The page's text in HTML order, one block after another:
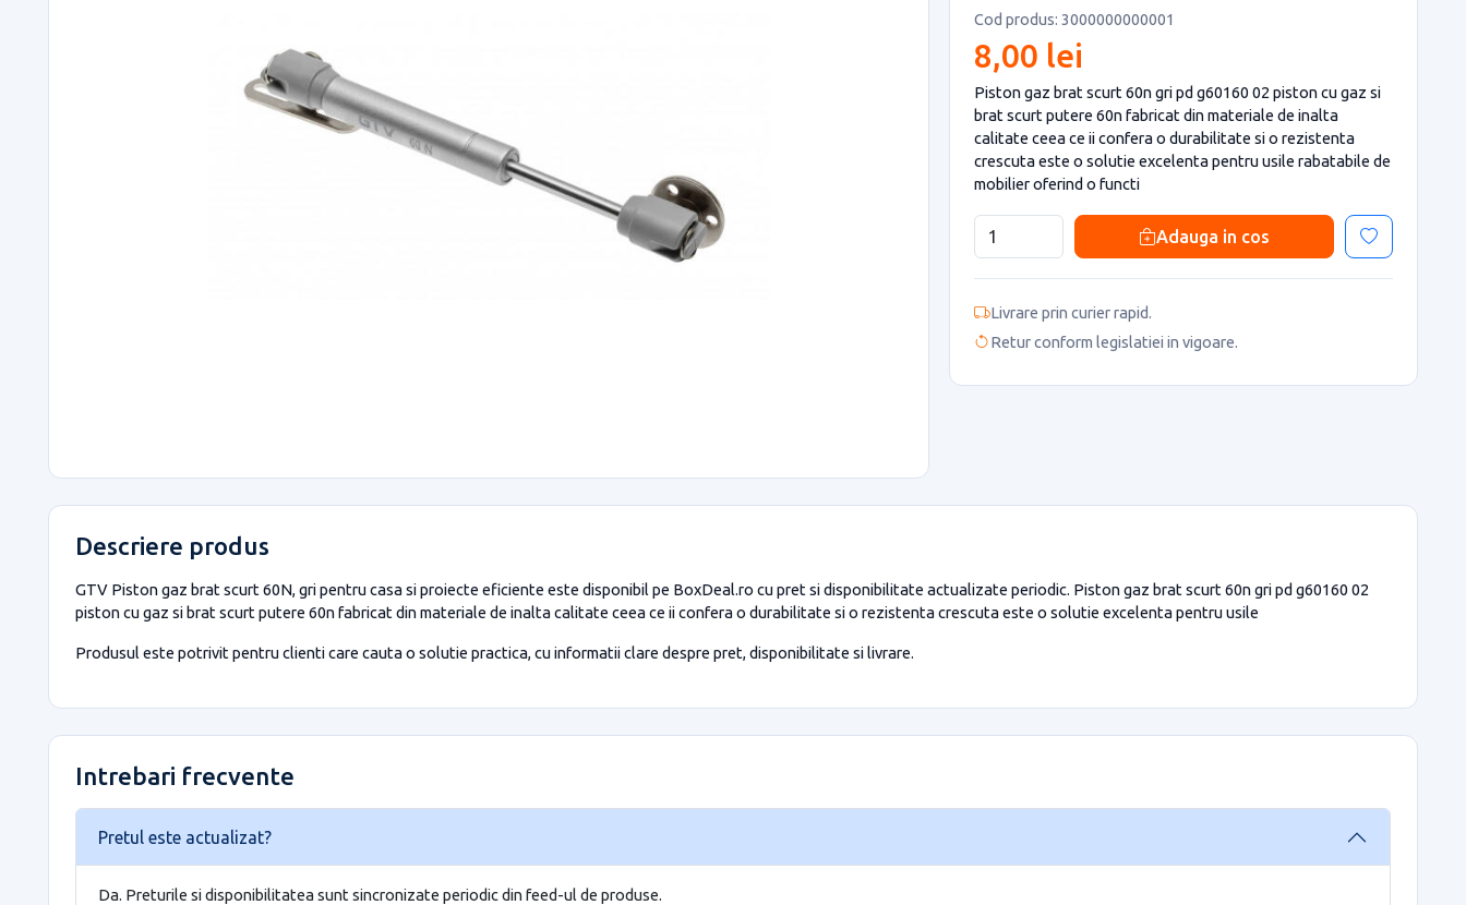
Cod produs: 3000000000001
8,00 lei
Piston gaz brat scurt 60n gri pd g60160 02 piston cu gaz si
brat scurt putere 60n fabricat din materiale de inalta
calitate ceea ce ii confera o durabilitate si o rezistenta
crescuta este o solutie excelenta pentru usile rabatabile de
mobilier oferind o functi
Adauga in cos
Livrare prin curier rapid.
Retur conform legislatiei in vigoare.
Descriere produs
GTV Piston gaz brat scurt 60N, gri pentru casa si proiecte eficiente este disponibil pe BoxDeal.ro cu pret si disponibilitate actualizate periodic. Piston gaz brat scurt 60n gri pd g60160 02
piston cu gaz si brat scurt putere 60n fabricat din materiale de inalta calitate ceea ce ii confera o durabilitate si o rezistenta crescuta este o solutie excelenta pentru usile
Produsul este potrivit pentru clienti care cauta o solutie practica, cu informatii clare despre pret, disponibilitate si livrare.
Intrebari frecvente
Pretul este actualizat?
Da. Preturile si disponibilitatea sunt sincronizate periodic din feed-ul de produse.